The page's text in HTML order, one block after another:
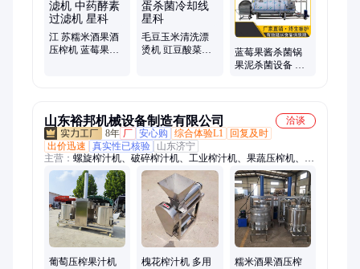
锅、预制菜加工设备、洗筐机、煎蛋机和蛋饺机、肉类加工设备
江 苏糯米酒果酒
压榨机 蓝莓果汁
毛豆玉米清洗漂
烫机 豇豆酸菜灭
蓝莓果酱杀菌锅
果泥杀菌设备 番
山东裕邦机械设备制造有限公司
洽谈
8年 厂 安心购 综合体验L1
回复及时
出价迅速
真实性已核验
山东济宁
主营： 螺旋榨汁机、破碎榨汁机、工业榨汁机、果蔬压榨机、液
压压榨机、螺旋压榨机、大型螺旋压榨机、螺旋挤压压榨机、大
型果汁压榨机、工业果蔬压榨机、大型榨汁机、水果去核机、工
业打浆机、果蔬破碎机、果蔬清洗机、震动过滤机、去核打浆
机、水果打浆机、大型水果榨汁机、大型蔬菜榨汁机、大型果汁
机、大型果汁榨汁机、大型水果打浆机、工业渣浆分离机
葡萄压榨果汁机
槐花榨汁机 多用
糯米酒果酒压榨